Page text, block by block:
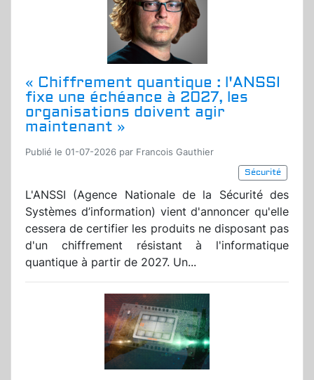
« Chiffrement quantique : l'ANSSI
fixe une échéance à 2027, les
organisations doivent agir
maintenant »
Publié le 01-07-2026 par Francois Gauthier
Sécurité
L'ANSSI (Agence Nationale de la Sécurité des
Systèmes d’information) vient d'annoncer qu'elle
cessera de certifier les produits ne disposant pas
d'un chiffrement résistant à l'informatique
quantique à partir de 2027. Un...